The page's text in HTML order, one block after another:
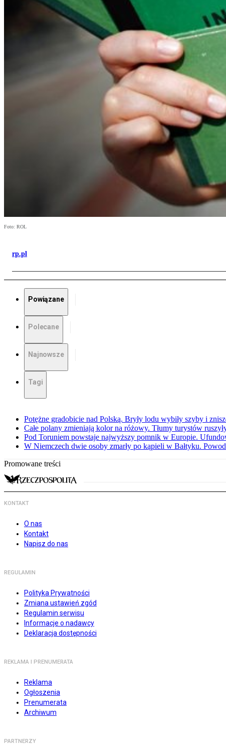
Foto: ROL
rp.pl
Powiązane
Polecane
Najnowsze
Tagi
Potężne gradobicie nad Polską. Bryły lodu wybiły szyby i
Całe polany zmieniają kolor na różowy. Tłumy turystów
Pod Toruniem powstaje najwyższy pomnik w Europie.
W Niemczech dwie osoby zmarły po kąpieli w Bałtyku.
Promowane treści
KONTAKT
O nas
Kontakt
Napisz do nas
REGULAMIN
Polityka Prywatności
Zmiana ustawień zgód
Regulamin serwisu
Informacje o nadawcy
Deklaracja dostępności
REKLAMA I PRENUMERATA
Reklama
Ogłoszenia
Prenumerata
Archiwum
PARTNERZY